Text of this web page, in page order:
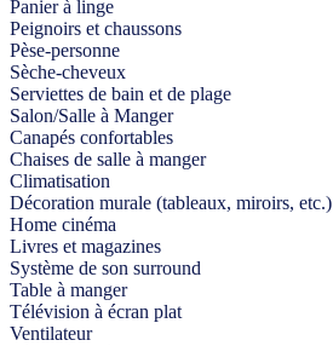
Panier à linge
Peignoirs et chaussons
Pèse-personne
Sèche-cheveux
Serviettes de bain et de plage
Salon/Salle à Manger
Canapés confortables
Chaises de salle à manger
Climatisation
Décoration murale (tableaux, miroirs, etc.)
Home cinéma
Livres et magazines
Système de son surround
Table à manger
Télévision à écran plat
Ventilateur